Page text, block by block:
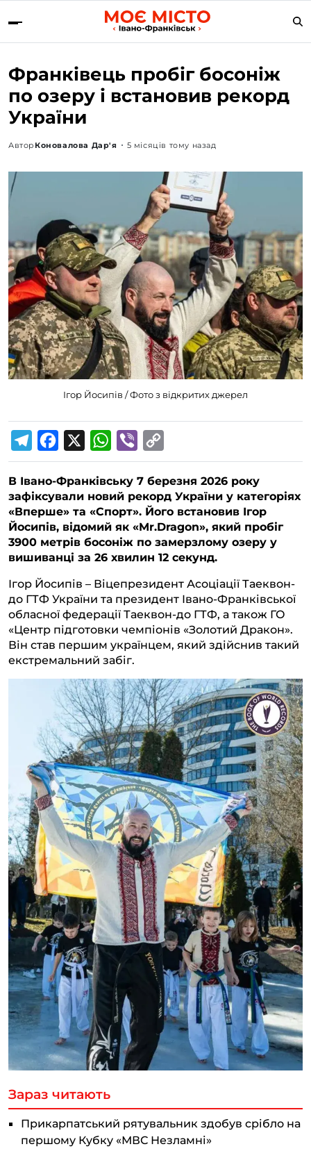
Франківець пробіг босоніж
по озеру і встановив рекорд
України
Автор Коновалова Дар'я 5 місяців тому назад
Ігор Йосипів / Фото з відкритих джерел
e
l
e
g
r
a
m
a
c
e
b
o
o
k
W
h
a
t
s
A
p
p
i
b
e
r
o
p
y
L
i
n
k
В Івано-Франківську 7 березня 2026 року
зафіксували новий рекорд України у категоріях
«Вперше» та «Спорт». Його встановив Ігор
Йосипів, відомий як «Mr.Dragon», який пробіг
3900 метрів босоніж по замерзлому озеру у
вишиванці за 26 хвилин 12 секунд.
Ігор Йосипів – Віцепрезидент Асоціації Таеквон-
до ГТФ України та президент Івано-Франківської
обласної федерації Таеквон-до ГТФ, а також ГО
«Центр підготовки чемпіонів «Золотий Дракон».
Він став першим українцем, який здійснив такий
екстремальний забіг.
Зараз читають
Прикарпатський рятувальник здобув срібло на
першому Кубку «МВС Незламні»